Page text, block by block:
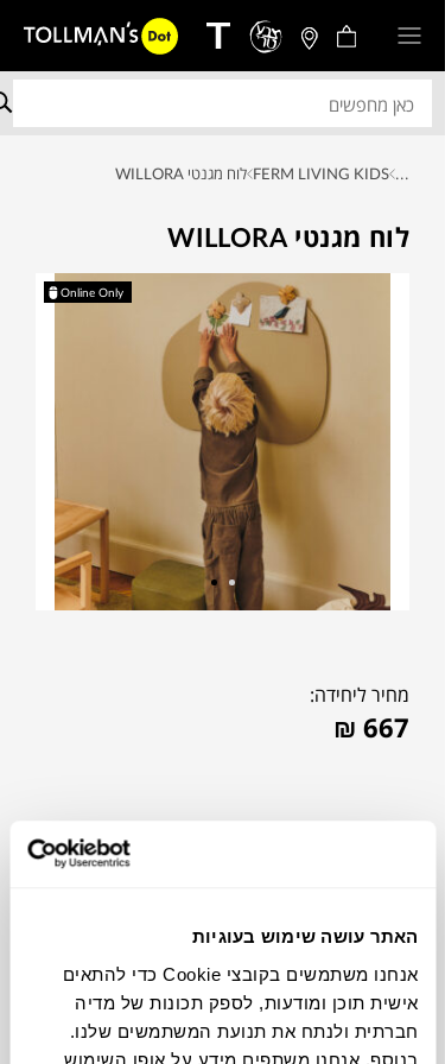
האתר עושה שימוש בעוגיות
אנחנו משתמשים בקובצי Cookie כדי להתאים
אישית תוכן ומודעות, לספק תכונות של מדיה
חברתית ולנתח את תנועת המשתמשים שלנו.
בנוסף, אנחנו משתפים מידע על אופן השימוש
...
FERM LIVING KIDS לוח מגנטי WILLORA
לוח מגנטי WILLORA
Online Only
מחיר ליחידה:
₪ 667
צבעים